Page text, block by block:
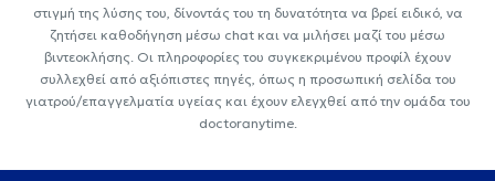
στιγμή της λύσης του, δίνοντάς του τη δυνατότητα να βρεί ειδικό, να
ζητήσει καθοδήγηση μέσω chat και να μιλήσει μαζί του μέσω
βιντεοκλήσης. Οι πληροφορίες του συγκεκριμένου προφίλ έχουν
συλλεχθεί από αξιόπιστες πηγές, όπως η προσωπική σελίδα του
γιατρού/επαγγελματία υγείας και έχουν ελεγχθεί από την ομάδα του
doctoranytime.